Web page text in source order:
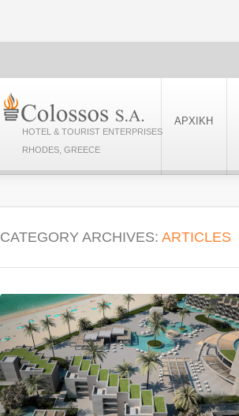
HOTEL & TOURIST ENTERPRISES
RHODES, GREECE
ΑΡΧΙΚΗ
CATEGORY ARCHIVES: ARTICLES